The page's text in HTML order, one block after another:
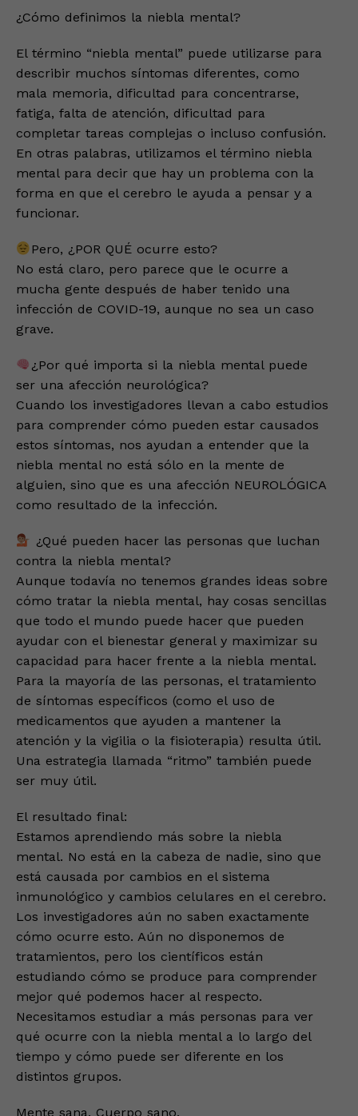
¿Cómo definimos la niebla mental?
El término “niebla mental” puede utilizarse para
describir muchos síntomas diferentes, como
mala memoria, dificultad para concentrarse,
fatiga, falta de atención, dificultad para
completar tareas complejas o incluso confusión.
En otras palabras, utilizamos el término niebla
mental para decir que hay un problema con la
forma en que el cerebro le ayuda a pensar y a
funcionar.
Pero, ¿POR QUÉ ocurre esto?
No está claro, pero parece que le ocurre a
mucha gente después de haber tenido una
infección de COVID-19, aunque no sea un caso
grave.
¿Por qué importa si la niebla mental puede
ser una afección neurológica?
Cuando los investigadores llevan a cabo estudios
para comprender cómo pueden estar causados
estos síntomas, nos ayudan a entender que la
niebla mental no está sólo en la mente de
alguien, sino que es una afección NEUROLÓGICA
como resultado de la infección.
¿Qué pueden hacer las personas que luchan
contra la niebla mental?
Aunque todavía no tenemos grandes ideas sobre
cómo tratar la niebla mental, hay cosas sencillas
que todo el mundo puede hacer que pueden
ayudar con el bienestar general y maximizar su
capacidad para hacer frente a la niebla mental.
Para la mayoría de las personas, el tratamiento
de síntomas específicos (como el uso de
medicamentos que ayuden a mantener la
atención y la vigilia o la fisioterapia) resulta útil.
Una estrategia llamada “ritmo” también puede
ser muy útil.
El resultado final:
Estamos aprendiendo más sobre la niebla
mental. No está en la cabeza de nadie, sino que
está causada por cambios en el sistema
inmunológico y cambios celulares en el cerebro.
Los investigadores aún no saben exactamente
cómo ocurre esto. Aún no disponemos de
tratamientos, pero los científicos están
estudiando cómo se produce para comprender
mejor qué podemos hacer al respecto.
Necesitamos estudiar a más personas para ver
qué ocurre con la niebla mental a lo largo del
tiempo y cómo puede ser diferente en los
distintos grupos.
Mente sana. Cuerpo sano.